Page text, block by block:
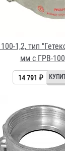
14 791 ₽
Головка муфтовая
830 ₽